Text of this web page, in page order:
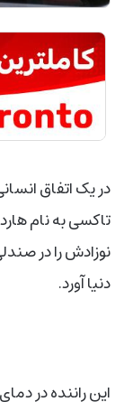
در یک اتفاق
تاکسی به نام
نوزادش را در
دنیا آورد.